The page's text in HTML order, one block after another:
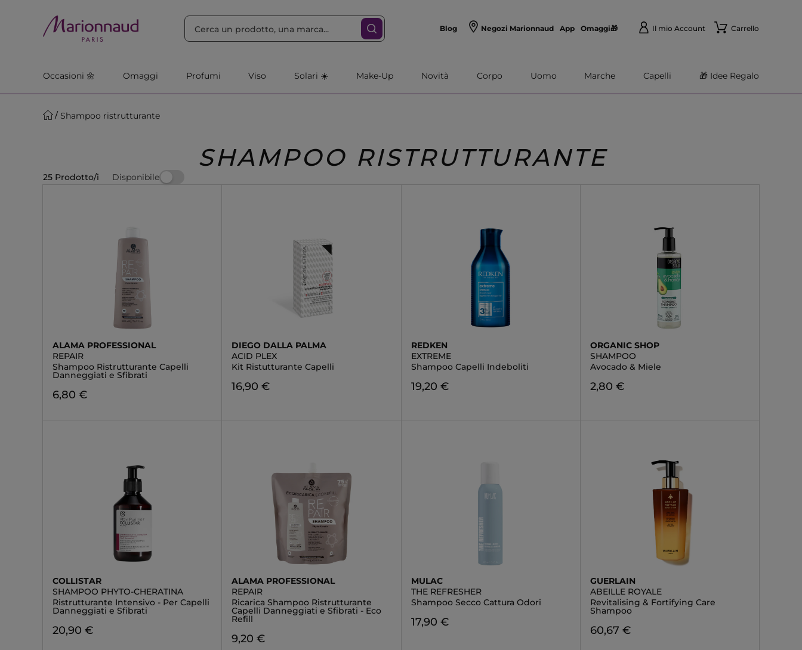
Blog Negozi Marionnaud App Omaggi🎁 Il mio Account Carrello
Occasioni 🌼 Omaggi Profumi Viso Solari ☀️ Make-Up Novità Corpo Uomo Marche Capelli 🎁 Idee Regalo
Shampoo ristrutturante
SHAMPOO RISTRUTTURANTE
25 Prodotto/i Disponibile
ALAMA PROFESSIONAL
REPAIR
Shampoo Ristrutturante Capelli
Danneggiati e Sfibrati
6,80 €
DIEGO DALLA PALMA
ACID PLEX
Kit Ristutturante Capelli
16,90 €
REDKEN
EXTREME
Shampoo Capelli Indeboliti
19,20 €
ORGANIC SHOP
SHAMPOO
Avocado & Miele
2,80 €
COLLISTAR
SHAMPOO PHYTO-CHERATINA
Ristrutturante Intensivo - Per Capelli
Danneggiati e Sfibrati
20,90 €
ALAMA PROFESSIONAL
REPAIR
Ricarica Shampoo Ristrutturante
Capelli Danneggiati e Sfibrati - Eco
Refill
9,20 €
MULAC
THE REFRESHER
Shampoo Secco Cattura Odori
17,90 €
GUERLAIN
ABEILLE ROYALE
Revitalising & Fortifying Care
Shampoo
60,67 €